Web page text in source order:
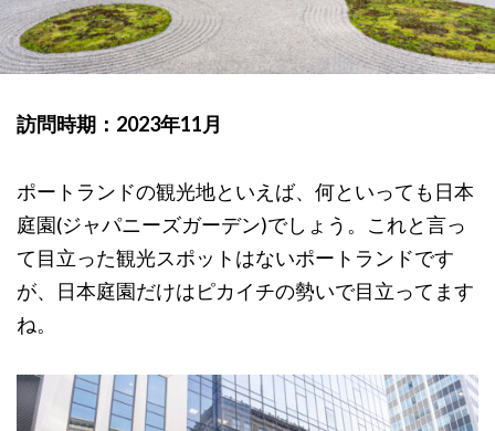
訪問時期：2023年11月
ポートランドの観光地といえば、何といっても日本
庭園(ジャパニーズガーデン)でしょう。これと言っ
て目立った観光スポットはないポートランドです
が、日本庭園だけはピカイチの勢いで目立ってます
ね。